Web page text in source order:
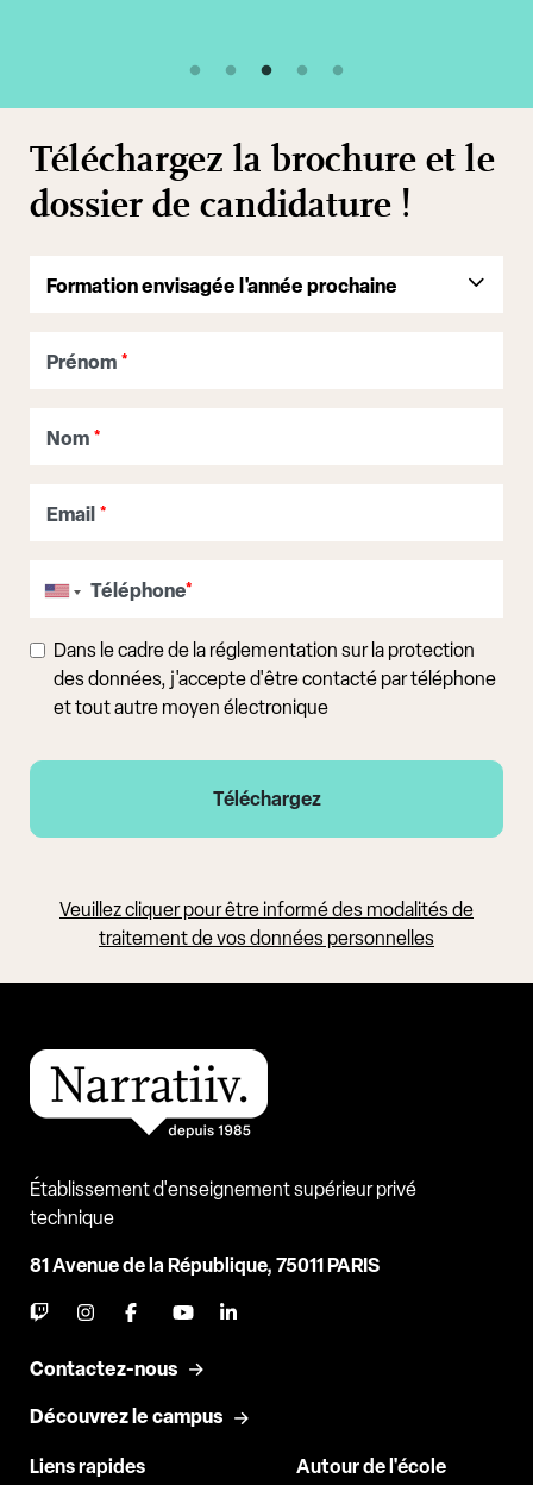
Téléchargez la brochure et le
dossier de candidature !
Prénom *
Nom *
Email *
Téléphone*
Dans le cadre de la réglementation sur la protection
des données, j'accepte d'être contacté par téléphone
et tout autre moyen électronique
Veuillez cliquer pour être informé des modalités de
traitement de vos données personnelles
Établissement d'enseignement supérieur privé
technique
81 Avenue de la République, 75011 PARIS
Contactez-nous
Découvrez le campus
Liens rapides Autour de l'école